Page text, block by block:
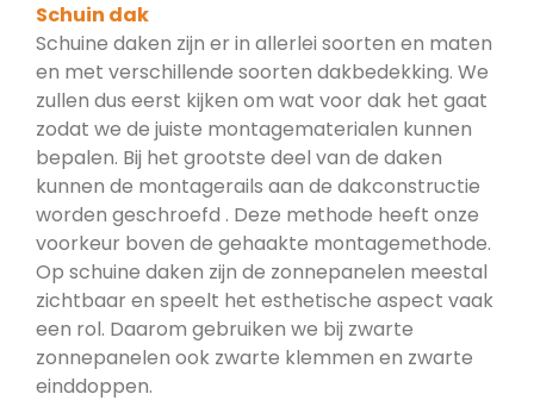
Schuin dak
Schuine daken zijn er in allerlei soorten en maten
en met verschillende soorten dakbedekking. We
zullen dus eerst kijken om wat voor dak het gaat
zodat we de juiste montagematerialen kunnen
bepalen. Bij het grootste deel van de daken
kunnen de montagerails aan de dakconstructie
worden geschroefd . Deze methode heeft onze
voorkeur boven de gehaakte montagemethode.
Op schuine daken zijn de zonnepanelen meestal
zichtbaar en speelt het esthetische aspect vaak
een rol. Daarom gebruiken we bij zwarte
zonnepanelen ook zwarte klemmen en zwarte
einddoppen.